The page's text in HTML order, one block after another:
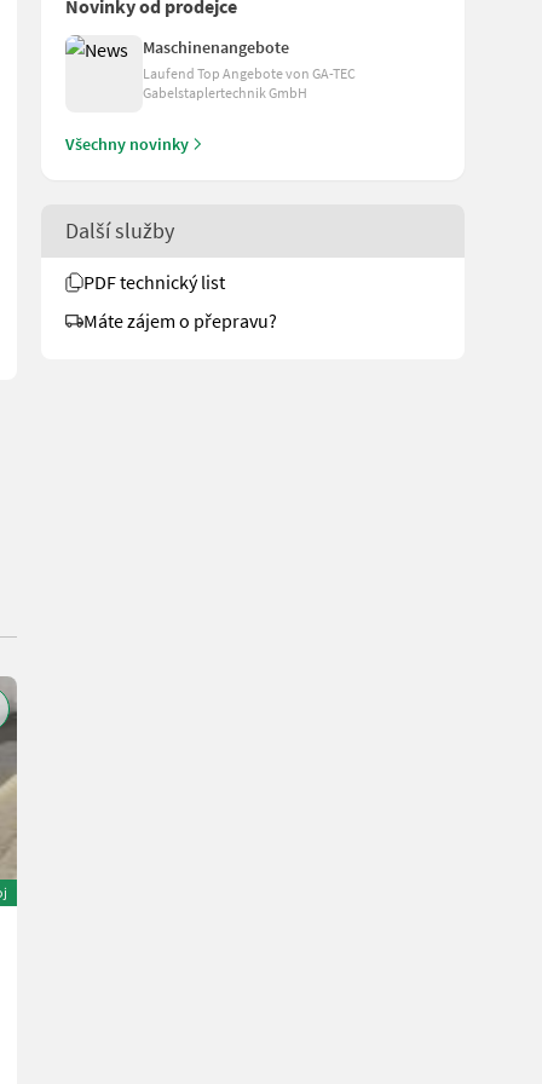
den passenden Transport an. Weitere 250 - 300
Novinky od prodejce
Maschinenangebote
Laufend Top Angebote von GA-TEC
Gabelstaplertechnik GmbH
Všechny novinky
Další služby
PDF technický list
Máte zájem o přepravu?